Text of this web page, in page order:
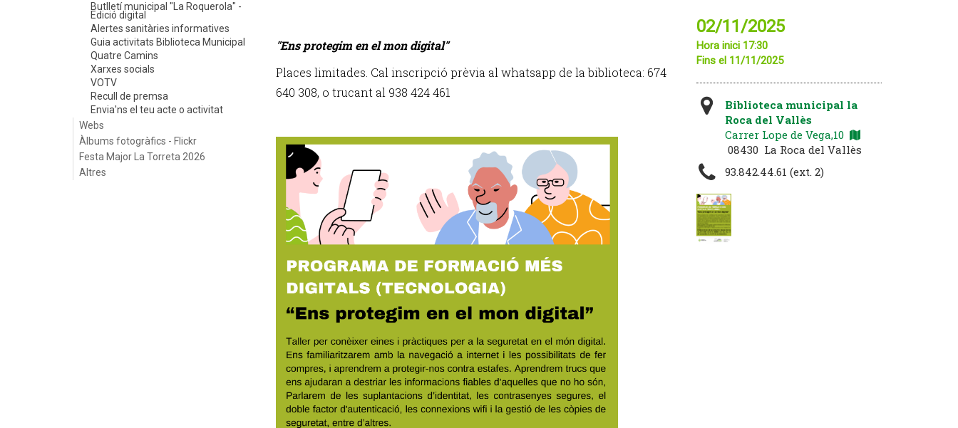
Butlletí municipal "La Roquerola" -
Edició digital
Alertes sanitàries informatives
Guia activitats Biblioteca Municipal
Quatre Camins
Xarxes socials
VOTV
Recull de premsa
Envia'ns el teu acte o activitat
Webs
Àlbums fotogràfics - Flickr
Festa Major La Torreta 2026
Altres
"Ens protegim en el mon digital"
Places limitades. Cal inscripció prèvia al whatsapp de la biblioteca: 674
640 308, o trucant al 938 424 461
02/11/2025
Hora inici 17:30
Fins el 11/11/2025
Biblioteca municipal la
Roca del Vallès
Carrer Lope de Vega,10
08430 La Roca del Vallès
93.842.44.61 (ext. 2)